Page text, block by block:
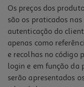
Os preços dos
são os praticados
autenticação do
apenas como
e recolhas no código
login e em função da
serão apresentados